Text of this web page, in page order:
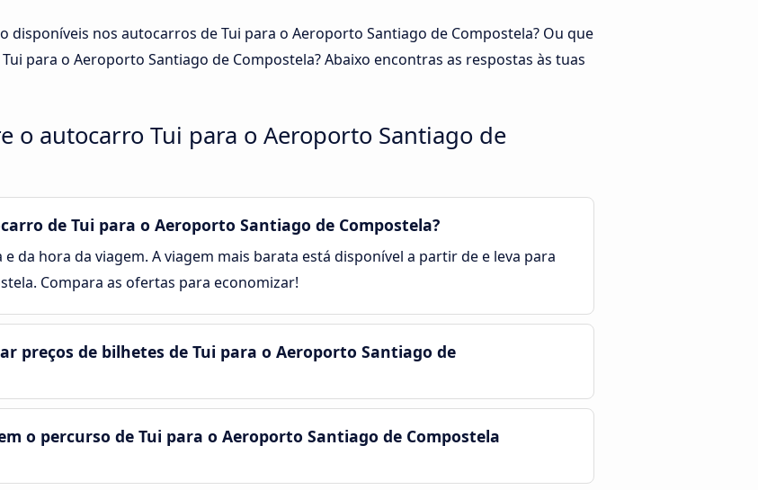
disponíveis nos autocarros de Tui para o Aeroporto Santiago de Compostela? Ou que
para o Aeroporto Santiago de Compostela? Abaixo encontras as respostas às tuas
o autocarro Tui para o Aeroporto Santiago de
de Tui para o Aeroporto Santiago de Compostela?
da hora da viagem. A viagem mais barata está disponível a partir de e leva para
Compara as ofertas para economizar!
preços de bilhetes de Tui para o Aeroporto Santiago de
o percurso de Tui para o Aeroporto Santiago de Compostela